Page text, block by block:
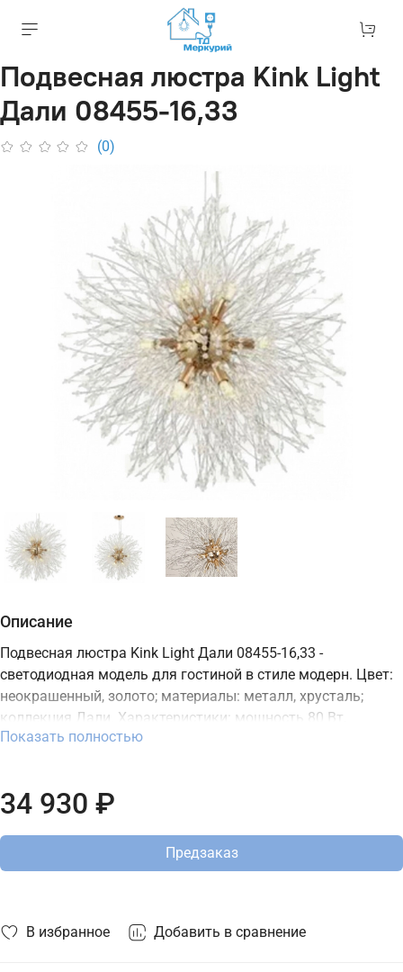
Подвесная люстра Kink Light
Дали 08455-16,33
(0)
В избранное Добавить в сравнение
Описание
Подвесная люстра Kink Light Дали 08455-16,33 -
светодиодная модель для гостиной в стиле модерн. Цвет:
неокрашенный, золото; материалы: металл, хрусталь;
коллекция Дали. Характеристики: мощность 80 Вт,
освещение зоны до 40 м2, цоколь G9, степень защиты IP20.
с доставкой по Москве, Санкт-Петербургу и России и
Показать полностью
34 930 ₽
Предзаказ